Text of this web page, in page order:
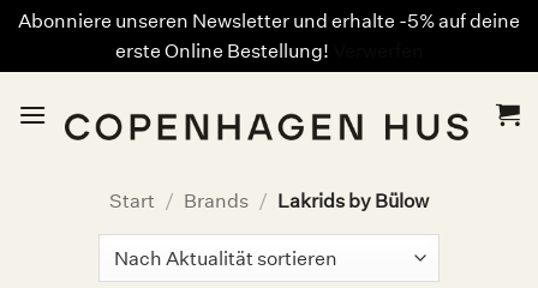
Abonniere unseren Newsletter und erhalte -5% auf deine
erste Online Bestellung!
Inhalt
springen
Start / Brands / Lakrids by Bülow